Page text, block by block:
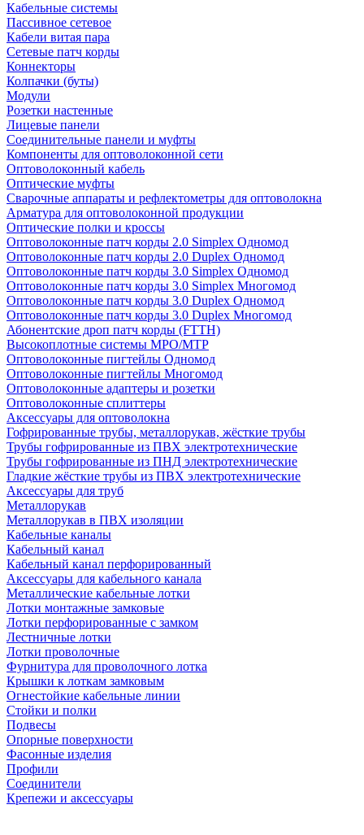
Кабельные системы
Пассивное сетевое
Кабели витая пара
Сетевые патч корды
Коннекторы
Колпачки (буты)
Модули
Розетки настенные
Лицевые панели
Соединительные панели и муфты
Компоненты для оптоволоконной сети
Оптоволоконный кабель
Оптические муфты
Сварочные аппараты и рефлектометры для оптоволокна
Арматура для оптоволоконной продукции
Оптические полки и кроссы
Оптоволоконные патч корды 2.0 Simplex Одномод
Оптоволоконные патч корды 2.0 Duplex Одномод
Оптоволоконные патч корды 3.0 Simplex Одномод
Оптоволоконные патч корды 3.0 Simplex Многомод
Оптоволоконные патч корды 3.0 Duplex Одномод
Оптоволоконные патч корды 3.0 Duplex Многомод
Абонентские дроп патч корды (FTTH)
Высокоплотные системы MPO/MTP
Оптоволоконные пигтейлы Одномод
Оптоволоконные пигтейлы Многомод
Оптоволоконные адаптеры и розетки
Оптоволоконные сплиттеры
Аксессуары для оптоволокна
Гофрированные трубы, металлорукав, жёсткие трубы
Трубы гофрированные из ПВХ электротехнические
Трубы гофрированные из ПНД электротехнические
Гладкие жёсткие трубы из ПВХ электротехнические
Аксессуары для труб
Металлорукав
Металлорукав в ПВХ изоляции
Кабельные каналы
Кабельный канал
Кабельный канал перфорированный
Аксессуары для кабельного канала
Металлические кабельные лотки
Лотки монтажные замковые
Лотки перфорированные с замком
Лестничные лотки
Лотки проволочные
Фурнитура для проволочного лотка
Крышки к лоткам замковым
Огнестойкие кабельные линии
Стойки и полки
Подвесы
Опорные поверхности
Фасонные изделия
Профили
Соединители
Крепежи и аксессуары